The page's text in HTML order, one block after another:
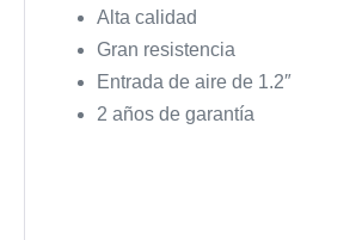
Alta calidad
Gran resistencia
Entrada de aire de 1.2″
2 años de garantía